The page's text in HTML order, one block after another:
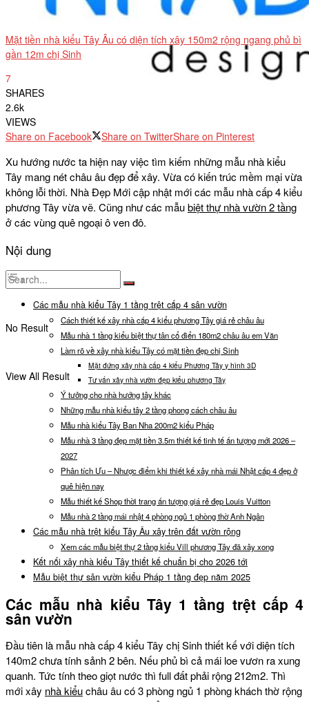
No Result
View All Result
Mặt tiền nhà kiểu Tây Âu có diện tích xây 150m2 rộng ngang phủ bì
gần 12m chị Sinh
7
SHARES
2.6k
VIEWS
Share on Facebook
Share on TwitterShare on Pinterest
Xu hướng nước ta hiện nay việc tìm kiếm những mẫu nhà kiểu
Tây mang nét châu âu đẹp để xây. Vừa có kiến trúc mềm mại vừa
không lỗi thời. Nhà Đẹp Mới cập nhật mới các mẫu nhà cấp 4 kiểu
phương Tây vừa vẽ. Cũng như các mẫubiệt thự nhà vườn 2 tầng
ở các vùng quê ngoại ô ven đô.
Nội dung
Các mẫu nhà kiểu Tây 1 tầng trệt cấp 4 sân vườn
Cách thiết kế xây nhà cấp 4 kiểu phương Tây giá rẻ châu âu
Mẫu nhà 1 tầng kiểu biệt thự tân cổ điển 180m2 châu âu em Văn
Làm rõ về xây nhà kiểu Tây có mặt tiền đẹp chị Sinh
Mặt đứng xây nhà cấp 4 kiểu Phương Tây y hình 3D
Tư vấn xây nhà vườn đẹp kiểu phương Tây
Ý tưởng cho nhà hướng tây khác
Những mẫu nhà kiểu tây 2 tầng phong cách châu âu
Mẫu nhà kiểu Tây Ban Nha 200m2 kiểu Pháp
Mẫu nhà 3 tầng đẹp mặt tiền 3.5m thiết kế tinh tế ấn tượng mới 2026 –
2027
Phân tích Ưu – Nhược điểm khi thiết kế xây nhà mái Nhật cấp 4 đẹp ở
quê hiện nay
Mẫu thiết kế Shop thời trang ấn tượng giá rẻ đẹp Louis Vuitton
Mẫu nhà 2 tầng mái nhật 4 phòng ngủ 1 phòng thờ Anh Ngân
Các mẫu nhà trệt kiểu Tây Âu xây trên đất vườn rộng
Xem các mẫu biệt thự 2 tầng kiểu Vill phương Tây đã xây xong
Kết nối xây nhà kiểu Tây thiết kế chuẩn bị cho 2026 tới
Mẫu biệt thự sân vườn kiểu Pháp 1 tầng đẹp năm 2025
Các mẫu nhà kiểu Tây 1 tầng trệt cấp 4
sân vườn
Đầu tiên là mẫu nhà cấp 4 kiểu Tây chị Sinh thiết kế với diện tích
140m2 chưa tính sảnh 2 bên. Nếu phủ bì cả mái loe vươn ra xung
quanh. Tức tính theo giọt nước thì full đất phải rộng 212m2. Thì
mới xây nhà kiểuchâu âu có 3 phòng ngủ 1 phòng khách thờ rộng